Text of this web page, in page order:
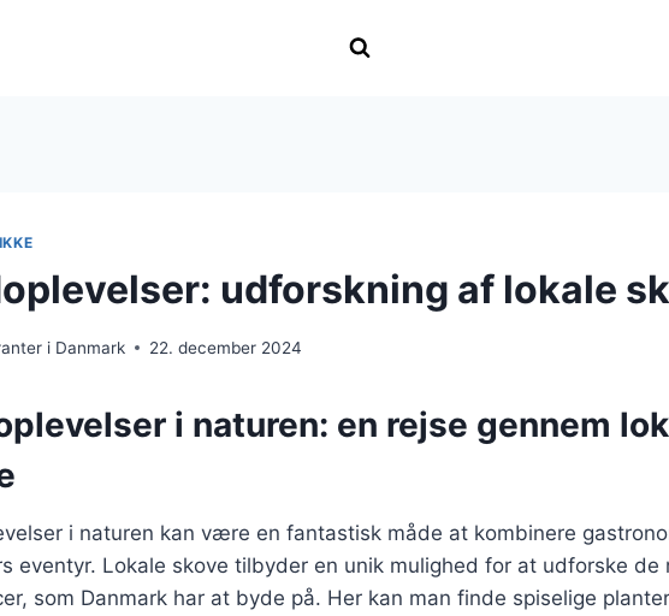
udforskning af lokale
i Danmark 22. december 2024
i naturen: en rejse gennem
i naturen kan være en fantastisk måde at kombinere
eventyr. Lokale skove tilbyder en unik mulighed for at udforske de
som Danmark har at byde på. Her kan man finde spiselige